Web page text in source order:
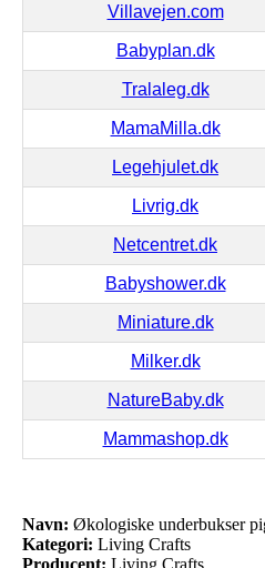
Villavejen.com
Babyplan.dk
Tralaleg.dk
MamaMilla.dk
Legehjulet.dk
Livrig.dk
Netcentret.dk
Babyshower.dk
Miniature.dk
Milker.dk
NatureBaby.dk
Mammashop.dk
Navn: Økologiske underbukser
Kategori: Living Crafts
Producent: Living Crafts